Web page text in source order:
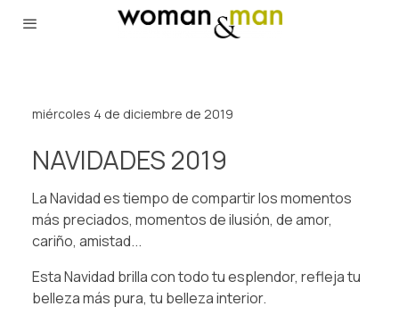
miércoles 4 de diciembre de 2019
NAVIDADES 2019
La Navidad es tiempo de compartir los momentos
más preciados, momentos de ilusión, de amor,
cariño, amistad...
Esta Navidad brilla con todo tu esplendor, refleja tu
belleza más pura, tu belleza interior.